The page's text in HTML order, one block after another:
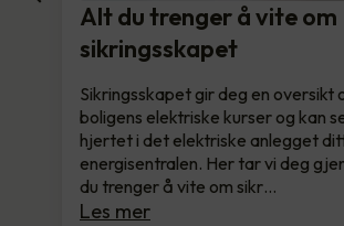
Alt du trenger å vite om
sikringsskapet
Sikringsskapet gir deg en oversikt
boligens elektriske kurser og kan
hjertet i det elektriske anlegget
energisentralen. Her tar vi deg
du trenger å vite om sikr…
Les mer